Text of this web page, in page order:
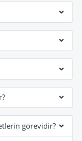
görevidir?